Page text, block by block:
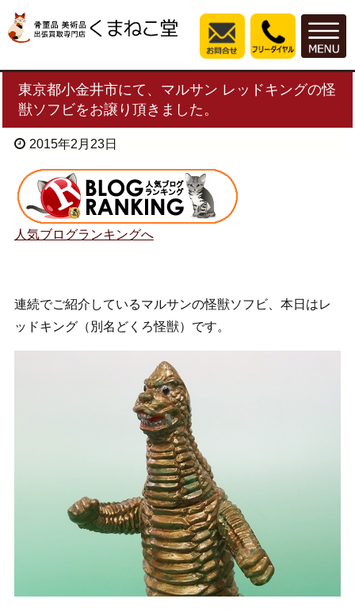
東京都小金井市にて、マルサン レッドキングの怪
獣ソフビをお譲り頂きました。
2015年2月23日
人気ブログランキングへ
連続でご紹介しているマルサンの怪獣ソフビ、本日はレ
ッドキング（別名どくろ怪獣）です。